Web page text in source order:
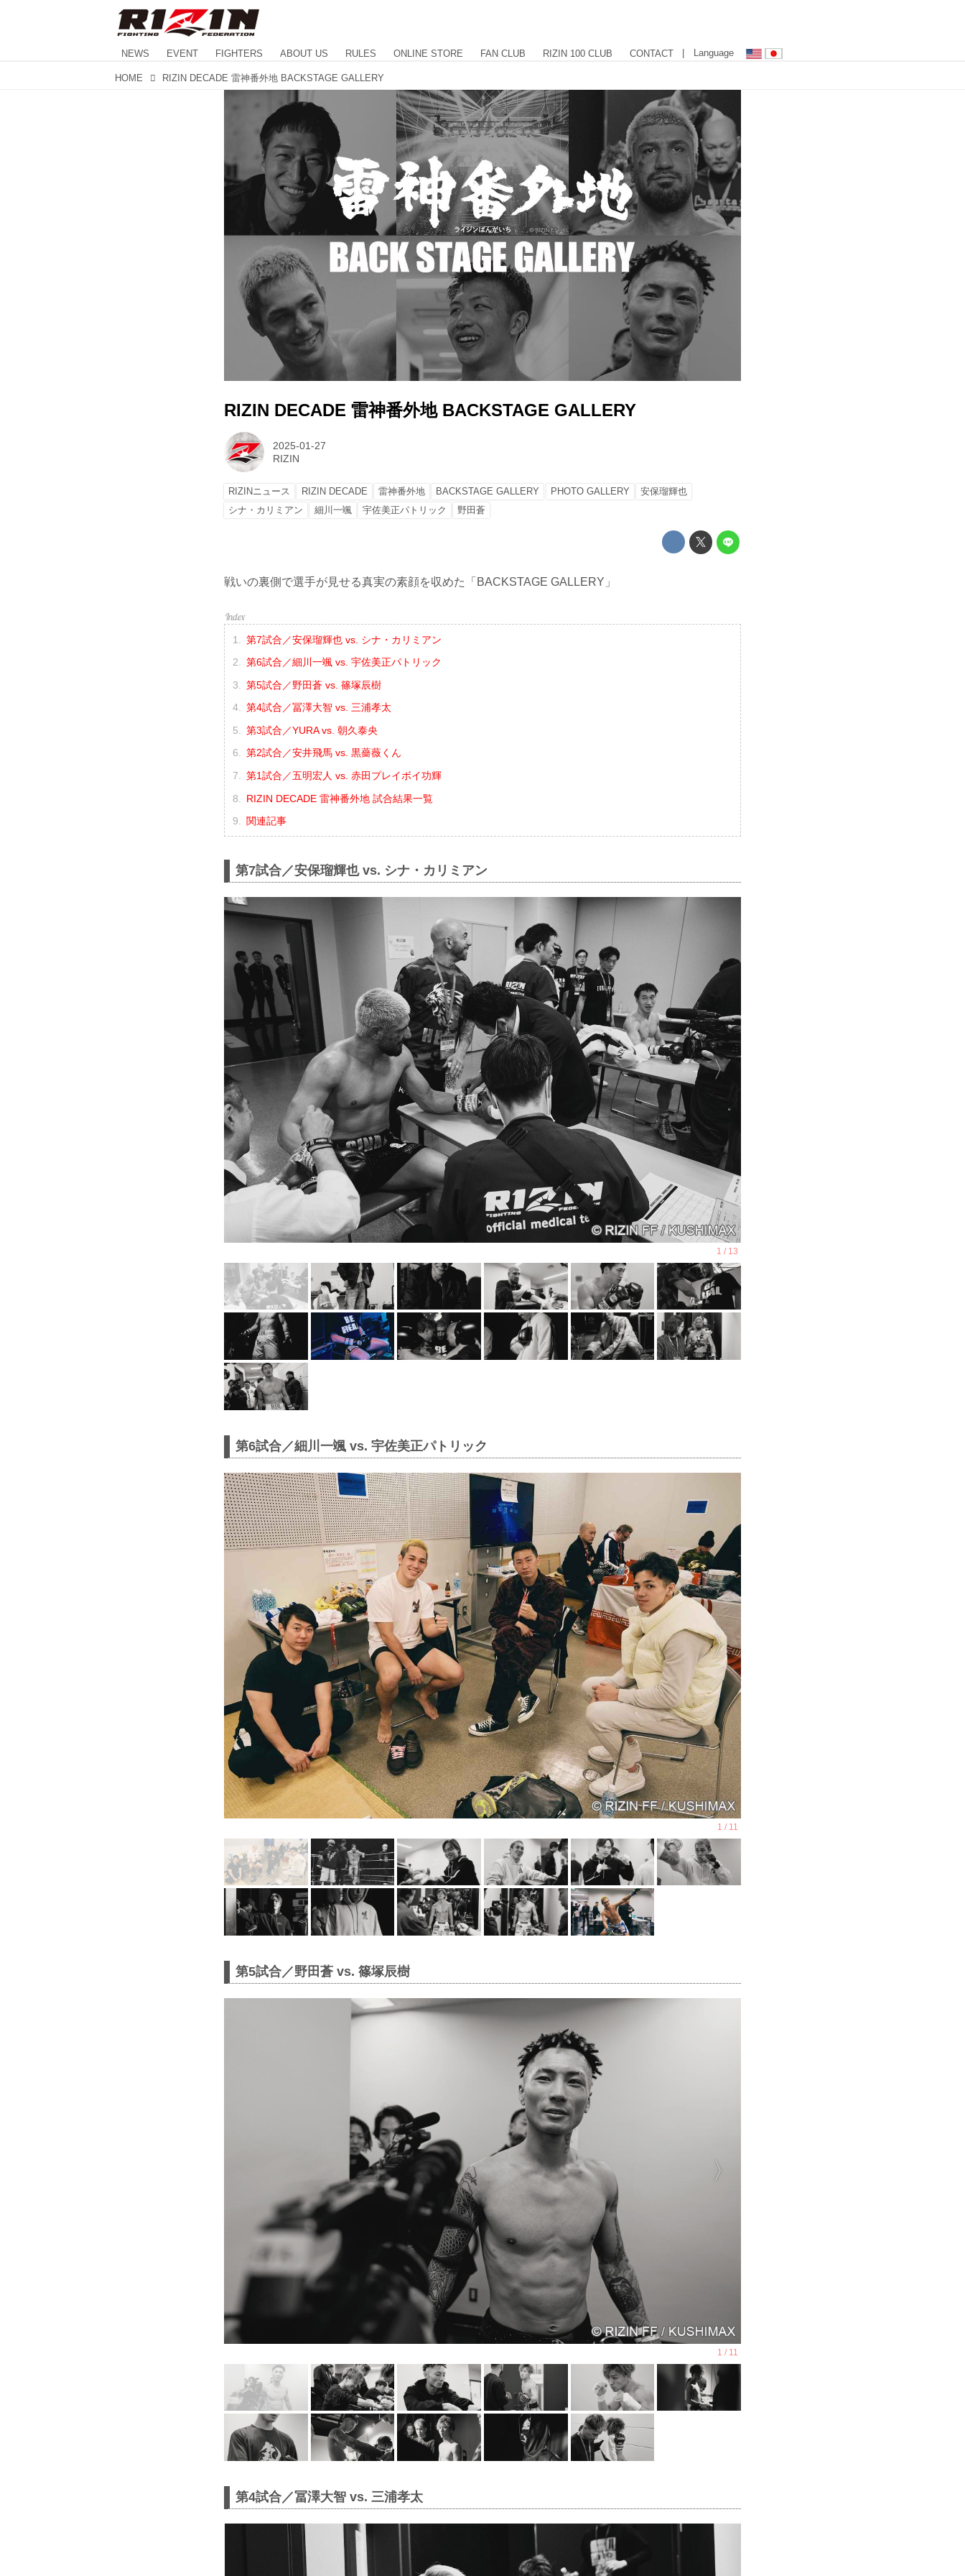
NEWS EVENT FIGHTERS ABOUT US RULES ONLINE STORE FAN CLUB RIZIN 100 CLUB CONTACT | Language
HOME RIZIN DECADE 雷神番外地 BACKSTAGE GALLERY
RIZIN DECADE 雷神番外地 BACKSTAGE GALLERY
2025-01-27
RIZIN
RIZINニュース RIZIN DECADE 雷神番外地 BACKSTAGE GALLERY PHOTO GALLERY
安保瑠輝也
シナ・カリミアン
細川一颯 宇佐美正パトリック 野田蒼
戦いの裏側で選手が見せる真実の素顔を収めた「BACKSTAGE GALLERY」
第7試合／安保瑠輝也 vs. シナ・カリミアン
第6試合／細川一颯 vs. 宇佐美正パトリック
第5試合／野田蒼 vs. 篠塚辰樹
第4試合／冨澤大智 vs. 三浦孝太
第3試合／YURA vs. 朝久泰央
第2試合／安井飛馬 vs. 黒薔薇くん
第1試合／五明宏人 vs. 赤田プレイボイ功輝
RIZIN DECADE 雷神番外地 試合結果一覧
関連記事
第7試合／安保瑠輝也 vs. シナ・カリミアン
第6試合／細川一颯 vs. 宇佐美正パトリック
第5試合／野田蒼 vs. 篠塚辰樹
第4試合／冨澤大智 vs. 三浦孝太